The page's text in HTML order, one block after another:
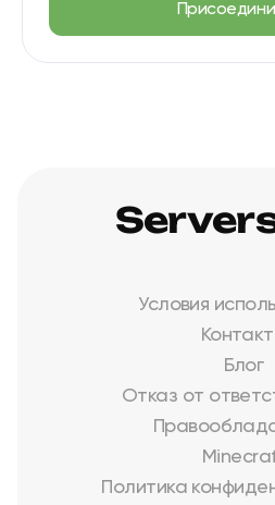
Условия
Блог
Отказ от
Политика